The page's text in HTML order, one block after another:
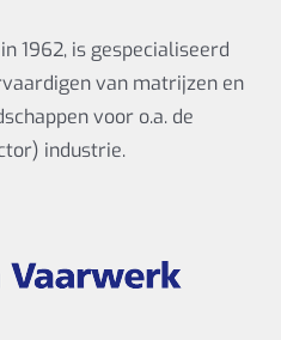
1962, is gespecialiseerd
van matrijzen en
voor o.a. de
industrie.